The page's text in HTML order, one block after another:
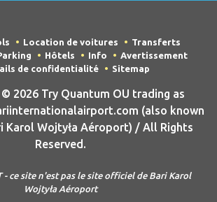
Location de voitures
Transferts
Hôtels Info
Avertissement
de confidentialité
Sitemap
© 2026 Try Quantum OU trading as
(also known
Karol Wojtyła Aéroport) / All Rights
Reserved.
- ce site n'est pas le site officiel de Bari Karol
Wojtyła Aéroport